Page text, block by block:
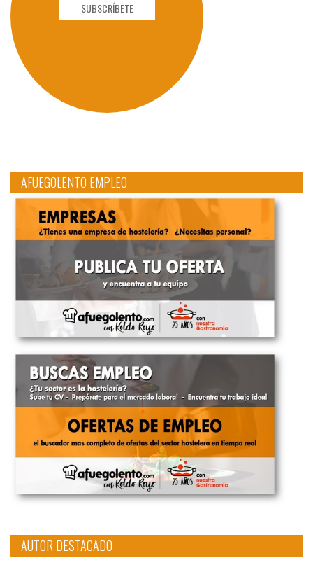
SUBSCRÍBETE
AFUEGOLENTO EMPLEO
AUTOR DESTACADO